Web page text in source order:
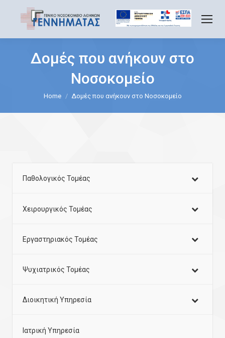
Δομές που ανήκουν στο
Νοσοκομείο
You are here:
Home Δομές που ανήκουν στο Νοσοκομείο
Παθολογικός Τομέας
Χειρουργικός Τομέας
Εργαστηριακός Τομέας
Ψυχιατρικός Τομέας
Διοικητική Υπηρεσία
Ιατρική Υπηρεσία